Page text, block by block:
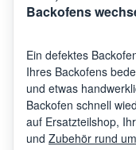
Backofens
Ein defektes
Ihres Backofens
und etwas
Backofen schnell
auf Ersatzteilshop,
und Zubehör rund